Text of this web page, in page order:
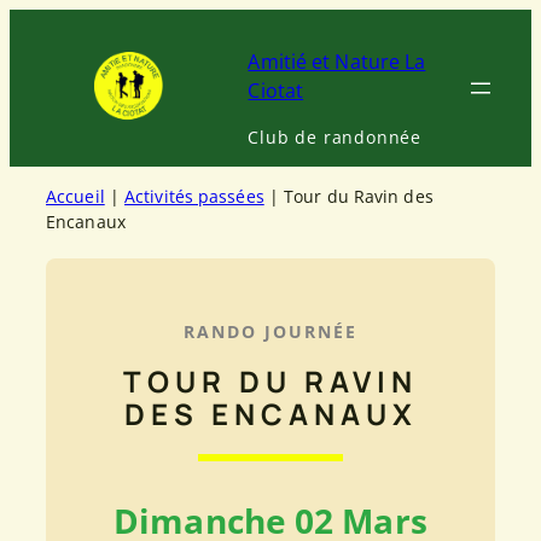
Amitié et Nature La
Ciotat
Club de randonnée
Accueil |Activités passées | Tour du Ravin des
Encanaux
RANDO JOURNÉE
TOUR DU RAVIN
DES ENCANAUX
Dimanche 02 Mars